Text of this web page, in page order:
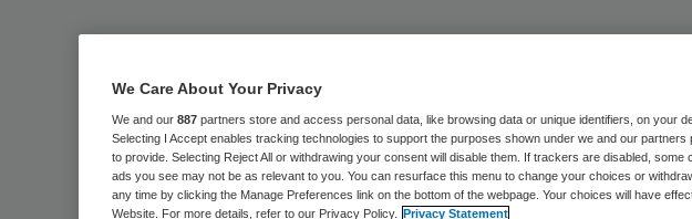
RTL: eigen risico
400 euro
We Care About Your Privacy
We and our 887 partners store and access personal data, like browsing data or unique identifiers, on your
Selecting I Accept enables tracking technologies to support the purposes shown under we and our partners
to provide. Selecting Reject All or withdrawing your consent will disable them. If trackers are disabled, some
ads you see may not be as relevant to you. You can resurface this menu to change your choices or
any time by clicking the Manage Preferences link on the bottom of the webpage. Your choices will have
Website. For more details, refer to our Privacy Policy. Privacy Statement